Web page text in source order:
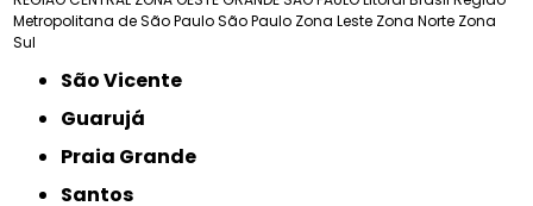
Metropolitana de São PauloSão Paulo Zona Leste Zona Norte Zona
Sul
São Vicente
Guarujá
Praia Grande
Santos